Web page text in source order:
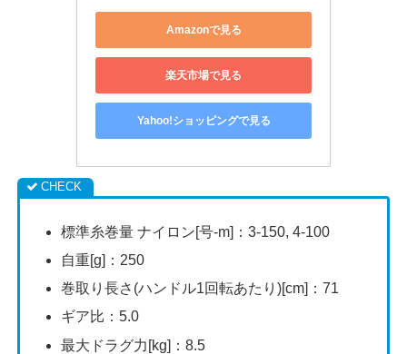
Amazonで見る
楽天市場で見る
Yahoo!ショッピングで見る
標準糸巻量 ナイロン[号-m]：3-150, 4-100
自重[g]：250
巻取り長さ(ハンドル1回転あたり)[cm]：71
ギア比：5.0
最大ドラグ力[kg]：8.5